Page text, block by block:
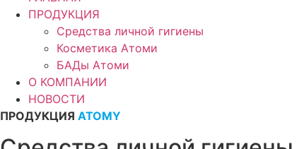
ПРОДУКЦИЯ
Средства личной гигиены
Косметика Атоми
БАДы Атоми
О КОМПАНИИ
НОВОСТИ
ПРОДУКЦИЯ ATOMY